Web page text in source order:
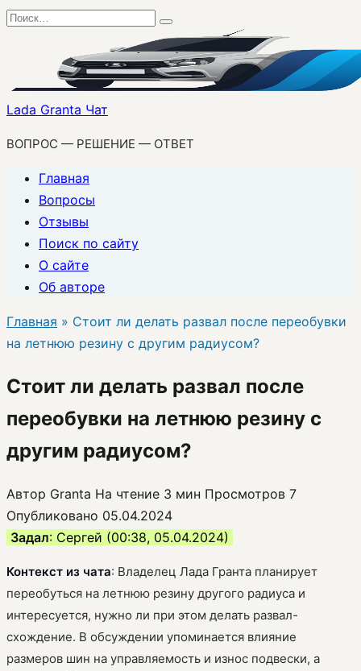
Перейти
содержанию
Search
Lada Granta Чат
ВОПРОС — РЕШЕНИЕ — ОТВЕТ
Главная
Вопросы
Отзывы
Поиск по сайту
О сайте
Об авторе
Главная » Стоит ли делать развал после переобувки
на летнюю резину с другим радиусом?
Стоит ли делать развал после
переобувки на летнюю резину с
другим радиусом?
Автор Granta На чтение 3 мин Просмотров 7
Опубликовано 05.04.2024
Задал: Сергей (00:38, 05.04.2024)
Контекст из чата: Владелец Лада Гранта планирует
переобуться на летнюю резину другого радиуса и
интересуется, нужно ли при этом делать развал-
схождение. В обсуждении упоминается влияние
размеров шин на управляемость и износ подвески, а